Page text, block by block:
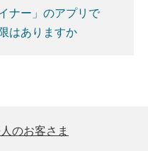
ナー」のアプリで
はありますか
のお客さま